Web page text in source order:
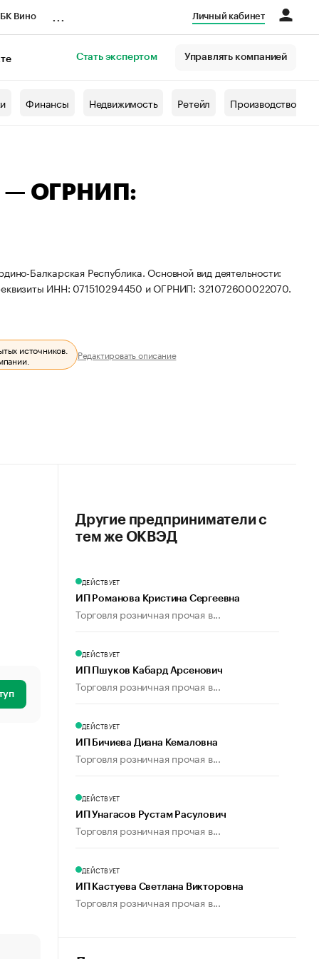
Вино Личный кабинет
Стать экспертом Управлять компанией
Финансы Недвижимость Ретейл Производство
— ОГРНИП:
Балкарская Республика. Основной вид деятельности:
ИНН: 071510294450 и ОГРНИП: 321072600022070.
источников.
Редактировать описание
Другие предприниматели с
тем же ОКВЭД
ДЕЙСТВУЕТ
ИП Романова Кристина Сергеевна
Торговля розничная прочая в...
ДЕЙСТВУЕТ
ИП Пшуков Кабард Арсенович
Торговля розничная прочая в...
ДЕЙСТВУЕТ
ИП Бичиева Диана Кемаловна
Торговля розничная прочая в...
ДЕЙСТВУЕТ
ИП Унагасов Рустам Расулович
Торговля розничная прочая в...
ДЕЙСТВУЕТ
ИП Кастуева Светлана Викторовна
Торговля розничная прочая в...